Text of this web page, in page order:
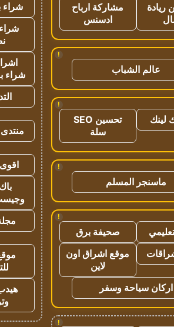
ريادة
مشاركة ارباح
ادسنس
!
عالم الشباب
!
لينك
تحسين SEO
سلة
!
ماسنجر المسلم
!
صحيفة برق
موقع اشراق اون
لاين
اركان سياحة وسفر
!
شراء
شراء